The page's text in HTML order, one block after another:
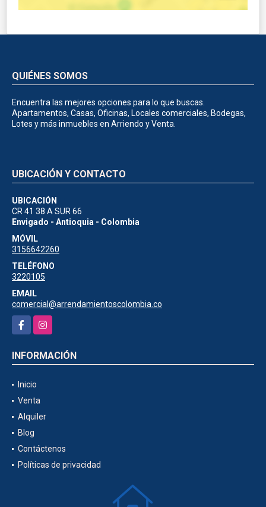
QUIÉNES SOMOS
Encuentra las mejores opciones para lo que buscas.
Apartamentos, Casas, Oficinas, Locales comerciales, Bodegas,
Lotes y más inmuebles en Arriendo y Venta.
UBICACIÓN Y CONTACTO
UBICACIÓN
CR 41 38 A SUR 66
Envigado - Antioquia - Colombia
MÓVIL
3156642260
TELÉFONO
3220105
EMAIL
comercial@arrendamientoscolombia.co
FacebookInstagram
INFORMACIÓN
Inicio
Venta
Alquiler
Blog
Contáctenos
Políticas de privacidad